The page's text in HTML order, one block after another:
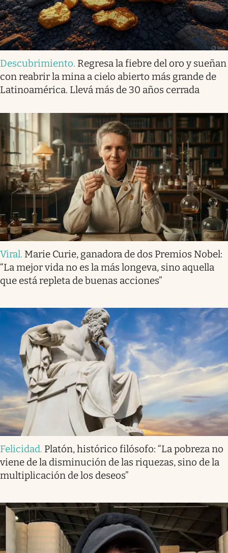
Descubrimiento. Regresa la fiebre del oro y sueñan
con reabrir la mina a cielo abierto más grande de
Latinoamérica. Llevá más de 30 años cerrada
Viral. Marie Curie, ganadora de dos Premios Nobel:
“La mejor vida no es la más longeva, sino aquella
que está repleta de buenas acciones”
Felicidad. Platón, histórico filósofo: “La pobreza no
viene de la disminución de las riquezas, sino de la
multiplicación de los deseos”